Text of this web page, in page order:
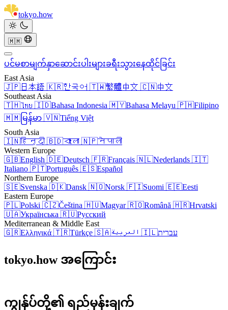
tokyo.how
🇲🇲
ပင်မစာမျက်နှာဆောင်းပါးများခရီးသွားနေထိုင်ခြင်း
East Asia
🇯🇵 日本語 🇰🇷한국어 🇹🇼繁體中文 🇨🇳中文
Southeast Asia
🇹🇭ไทย 🇮🇩Bahasa Indonesia 🇲🇾Bahasa Melayu 🇵🇭Filipino
🇲🇲 မြန်မာ 🇻🇳Tiếng Việt
South Asia
🇮🇳हिन्दी 🇧🇩বাংলা 🇳🇵नेपाली
Western Europe
🇬🇧English 🇩🇪Deutsch 🇫🇷Français 🇳🇱Nederlands 🇮🇹
Italiano 🇵🇹Português 🇪🇸Español
Northern Europe
🇸🇪Svenska 🇩🇰Dansk 🇳🇴Norsk 🇫🇮Suomi 🇪🇪Eesti
Eastern Europe
🇵🇱Polski 🇨🇿Čeština 🇭🇺Magyar🇷🇴Română 🇭🇷Hrvatski
🇺🇦Українська 🇷🇺Русский
Mediterranean & Middle East
🇬🇷Ελληνικά 🇹🇷Türkçe 🇸🇦 🇮🇱עברית
tokyo.how အကြောင်း
ကျွန်ုပ်တို့၏ ရည်မှန်းချက်